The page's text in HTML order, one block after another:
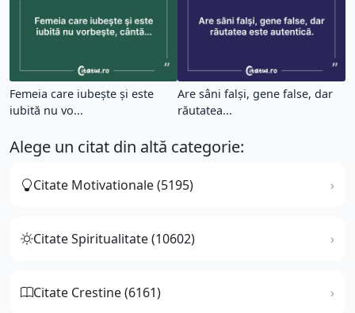
Femeia care iubeşte şi este
iubită nu vo...
Are sâni falşi, gene false, dar
răutatea...
Alege un citat din altă categorie:
Citate Motivationale (5195)
Citate Spiritualitate (10602)
Citate Crestine (6161)